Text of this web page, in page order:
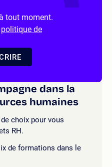
tout moment.
politique de
dans la
humaines
choix pour vous
RH.
de formations dans le